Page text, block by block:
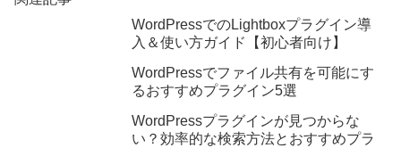
WordPressでのLightboxプラグイン導
入＆使い方ガイド【初心者向け】
WordPressでファイル共有を可能にす
るおすすめプラグイン5選
WordPressプラグインが見つからな
い？効率的な検索方法とおすすめプラ